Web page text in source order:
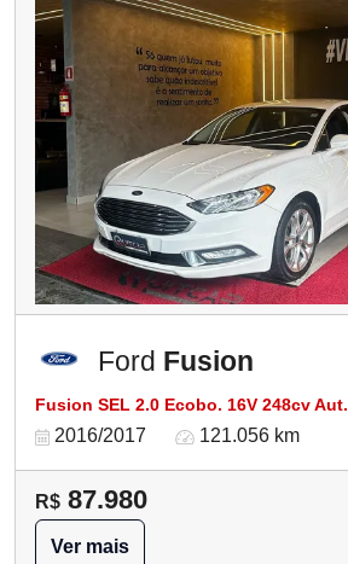
Ford Fusion
Fusion SEL 2.0 Ecobo. 16V 248cv Aut.
2016/2017 121.056 km
R$ 87.980
Ver mais